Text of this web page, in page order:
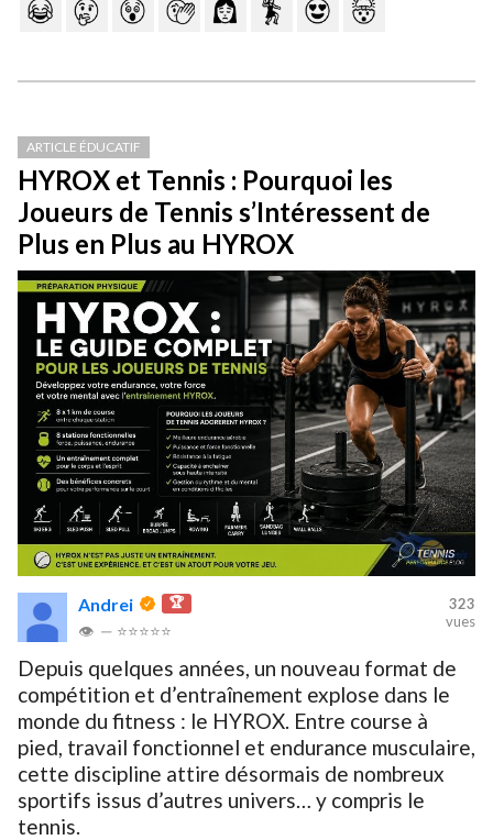
ARTICLE ÉDUCATIF
HYROX et Tennis : Pourquoi les
Joueurs de Tennis s’Intéressent de
Plus en Plus au HYROX
Andrei 🏆
👁 — ⭐⭐⭐⭐⭐
323
vues
Depuis quelques années, un nouveau format de
compétition et d’entraînement explose dans le
monde du fitness : le HYROX. Entre course à
pied, travail fonctionnel et endurance musculaire,
cette discipline attire désormais de nombreux
sportifs issus d’autres univers… y compris le
tennis.